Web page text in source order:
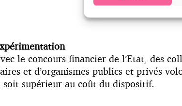
le concours financier de l’Etat, des
et d’organismes publics et privés
soit supérieur au coût du dispositif.